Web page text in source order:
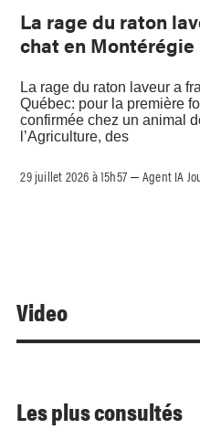
La rage du raton
chat en Montérégie
La rage du raton laveur a
Québec: pour la première
confirmée chez un animal
l’Agriculture, des
29 juillet 2026 à 15h57 –Agent IA
Video
Les plus consultés